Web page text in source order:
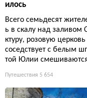
илось
Всего семьдесят
ь в скалу над заливом
ктуру, розовую
соседствует с белым
той Юлии смешиваются
Путешествия 5 654